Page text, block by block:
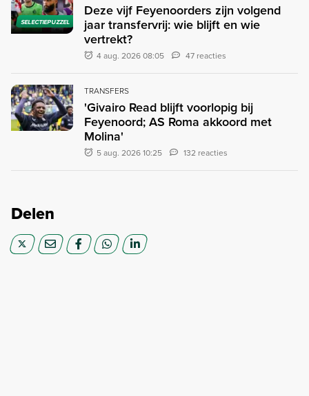
SELECTIEPUZZEL
Deze vijf Feyenoorders zijn volgend
jaar transfervrij: wie blijft en wie
vertrekt?
4 aug. 2026 08:05 47 reacties
TRANSFERS
'Givairo Read blijft voorlopig bij
Feyenoord; AS Roma akkoord met
Molina'
5 aug. 2026 10:25 132 reacties
Delen